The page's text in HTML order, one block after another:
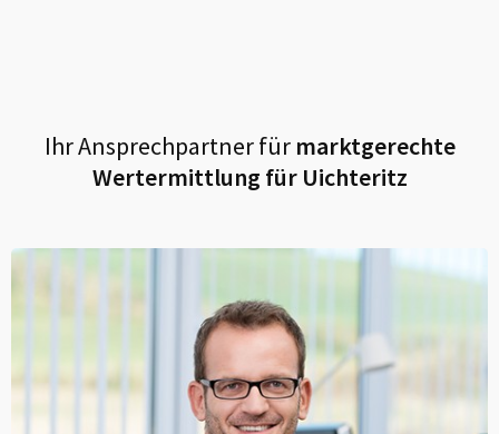
Ihr Ansprechpartner fürmarktgerechte
Wertermittlung für Uichteritz